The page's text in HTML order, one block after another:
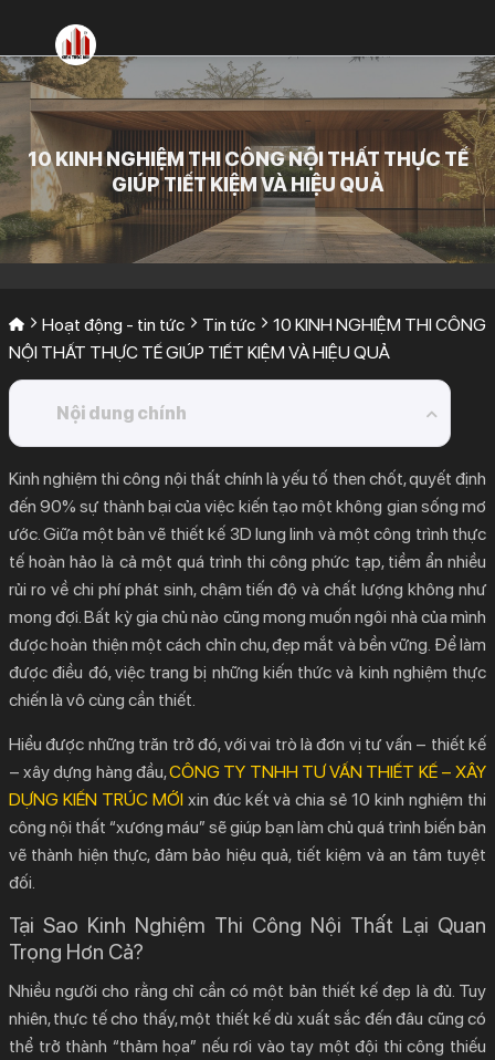
nội
dung
10 KINH NGHIỆM THI CÔNG NỘI THẤT THỰC TẾ
GIÚP TIẾT KIỆM VÀ HIỆU QUẢ
Hoạt động - tin tức Tin tức
10 KINH NGHIỆM THI CÔNG
NỘI THẤT THỰC TẾ GIÚP TIẾT KIỆM VÀ HIỆU QUẢ
Nội dung chính
Trọng Hơn Cả?
10 Kinh Nghiệm Thi Công Nội Thất Hoàn Hảo –
Tiết Kiệm – Hiệu Quả
2.1.
1. Lập Kế Hoạch Ngân Sách Chi Tiết và Rõ Ràng
2.2. 2. Hoàn Thiện Bản Vẽ Kỹ Thuật (2D/3D) Trước Khi
Bắt Đầu
2.3. 3. Lựa Chọn Nhà Thầu Thi Công Uy Tín
2.4. 4. Am Hiểu Về Các Loại Vật Liệu Nội Thất
2.5. 5. Tuân Thủ Trình Tự Thi Công Khoa Học
2.6. 6. Giám Sát Chặt Chẽ Từng Giai Đoạn
2.7. 7. Nghiệm Thu Từng Hạng Mục Hoàn Thành
2.8.
8. Chú Trọng Vấn Đề Vệ Sinh Công Nghiệp
2.9.
3.
KIẾN TRÚC MỚI – Nơi Kinh Nghiệm Thi Công Nội
Thất Tạo Nên Sự Khác Biệt
4. Thông Tin Liên Hệ Tư Vấn Kinh Nghiệm Thi Công
Nội Thất Thực Tế Tại KIẾN TRÚC MỚI
Kinh nghiệm thi công nội thất chính là yếu tố then chốt, quyết định
đến 90% sự thành bại của việc kiến tạo một không gian sống mơ
ước. Giữa một bản vẽ thiết kế 3D lung linh và một công trình thực
tế hoàn hảo là cả một quá trình thi công phức tạp, tiềm ẩn nhiều
rủi ro về chi phí phát sinh, chậm tiến độ và chất lượng không như
mong đợi. Bất kỳ gia chủ nào cũng mong muốn ngôi nhà của mình
được hoàn thiện một cách chỉn chu, đẹp mắt và bền vững. Để làm
được điều đó, việc trang bị những kiến thức và kinh nghiệm thực
chiến là vô cùng cần thiết.
Hiểu được những trăn trở đó, với vai trò là đơn vị tư vấn – thiết kế
– xây dựng hàng đầu,CÔNG TY TNHH TƯ VẤN THIẾT KẾ – XÂY
DỰNG KIẾN TRÚC MỚIxin đúc kết và chia sẻ 10kinh nghiệm thi
công nội thất “xương máu” sẽ giúp bạn làm chủ quá trình biến bản
vẽ thành hiện thực, đảm bảo hiệu quả, tiết kiệm và an tâm tuyệt
đối.
Tại Sao Kinh Nghiệm Thi Công Nội Thất Lại Quan
Trọng Hơn Cả?
Nhiều người cho rằng chỉ cần có một bản thiết kế đẹp là đủ. Tuy
nhiên, thực tế cho thấy, một thiết kế dù xuất sắc đến đâu cũng có
thể trở thành “thảm họa” nếu rơi vào tay một đội thi công thiếu